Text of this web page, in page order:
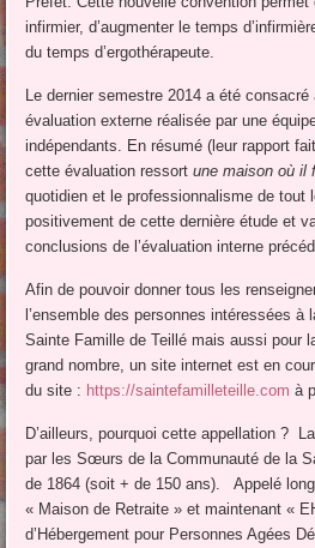
infirmier, d’augmenter le temps
du temps d’ergothérapeute.
Le dernier semestre 2014 a été consacré
évaluation externe réalisée par une
indépendants. En résumé (leur rapport
cette évaluation ressortune maison où il
quotidien et le professionnalisme de tout
positivement de cette dernière étude et
conclusions de l’évaluation interne
Afin de pouvoir donner tous les
l’ensemble des personnes intéressées à
Sainte Famille de Teillé mais aussi pour
grand nombre, un site internet est en
du site : https://saintefamilleteille.com à
D’ailleurs, pourquoi cette appellation ?
par les Sœurs de la Communauté de la
de 1864 (soit + de 150 ans). Appelé
« Maison de Retraite » et maintenant «
d’Hébergement pour Personnes Agées